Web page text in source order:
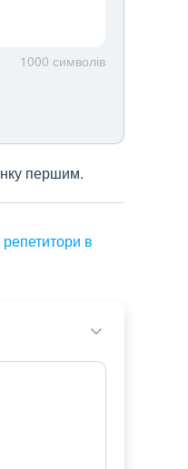
1000 символів
першим.
репетитори в